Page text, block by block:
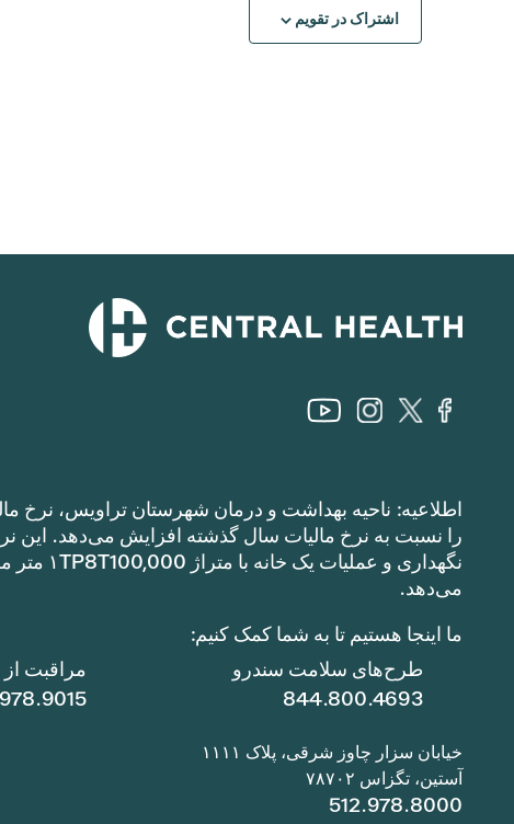
اشتراک در تقویم
اطلاعیه: ناحیه بهداشت و درمان شهرستان تراویس، نرخ
می‌دهد.
ما اینجا هستیم تا به شما کمک کنیم:
مراقبت
طرح‌های سلامت سندرو
844.800.4693
خیابان سزار چاوز شرقی، پلاک ۱۱۱۱
آستین، تگزاس ۷۸۷۰۲
512.978.8000